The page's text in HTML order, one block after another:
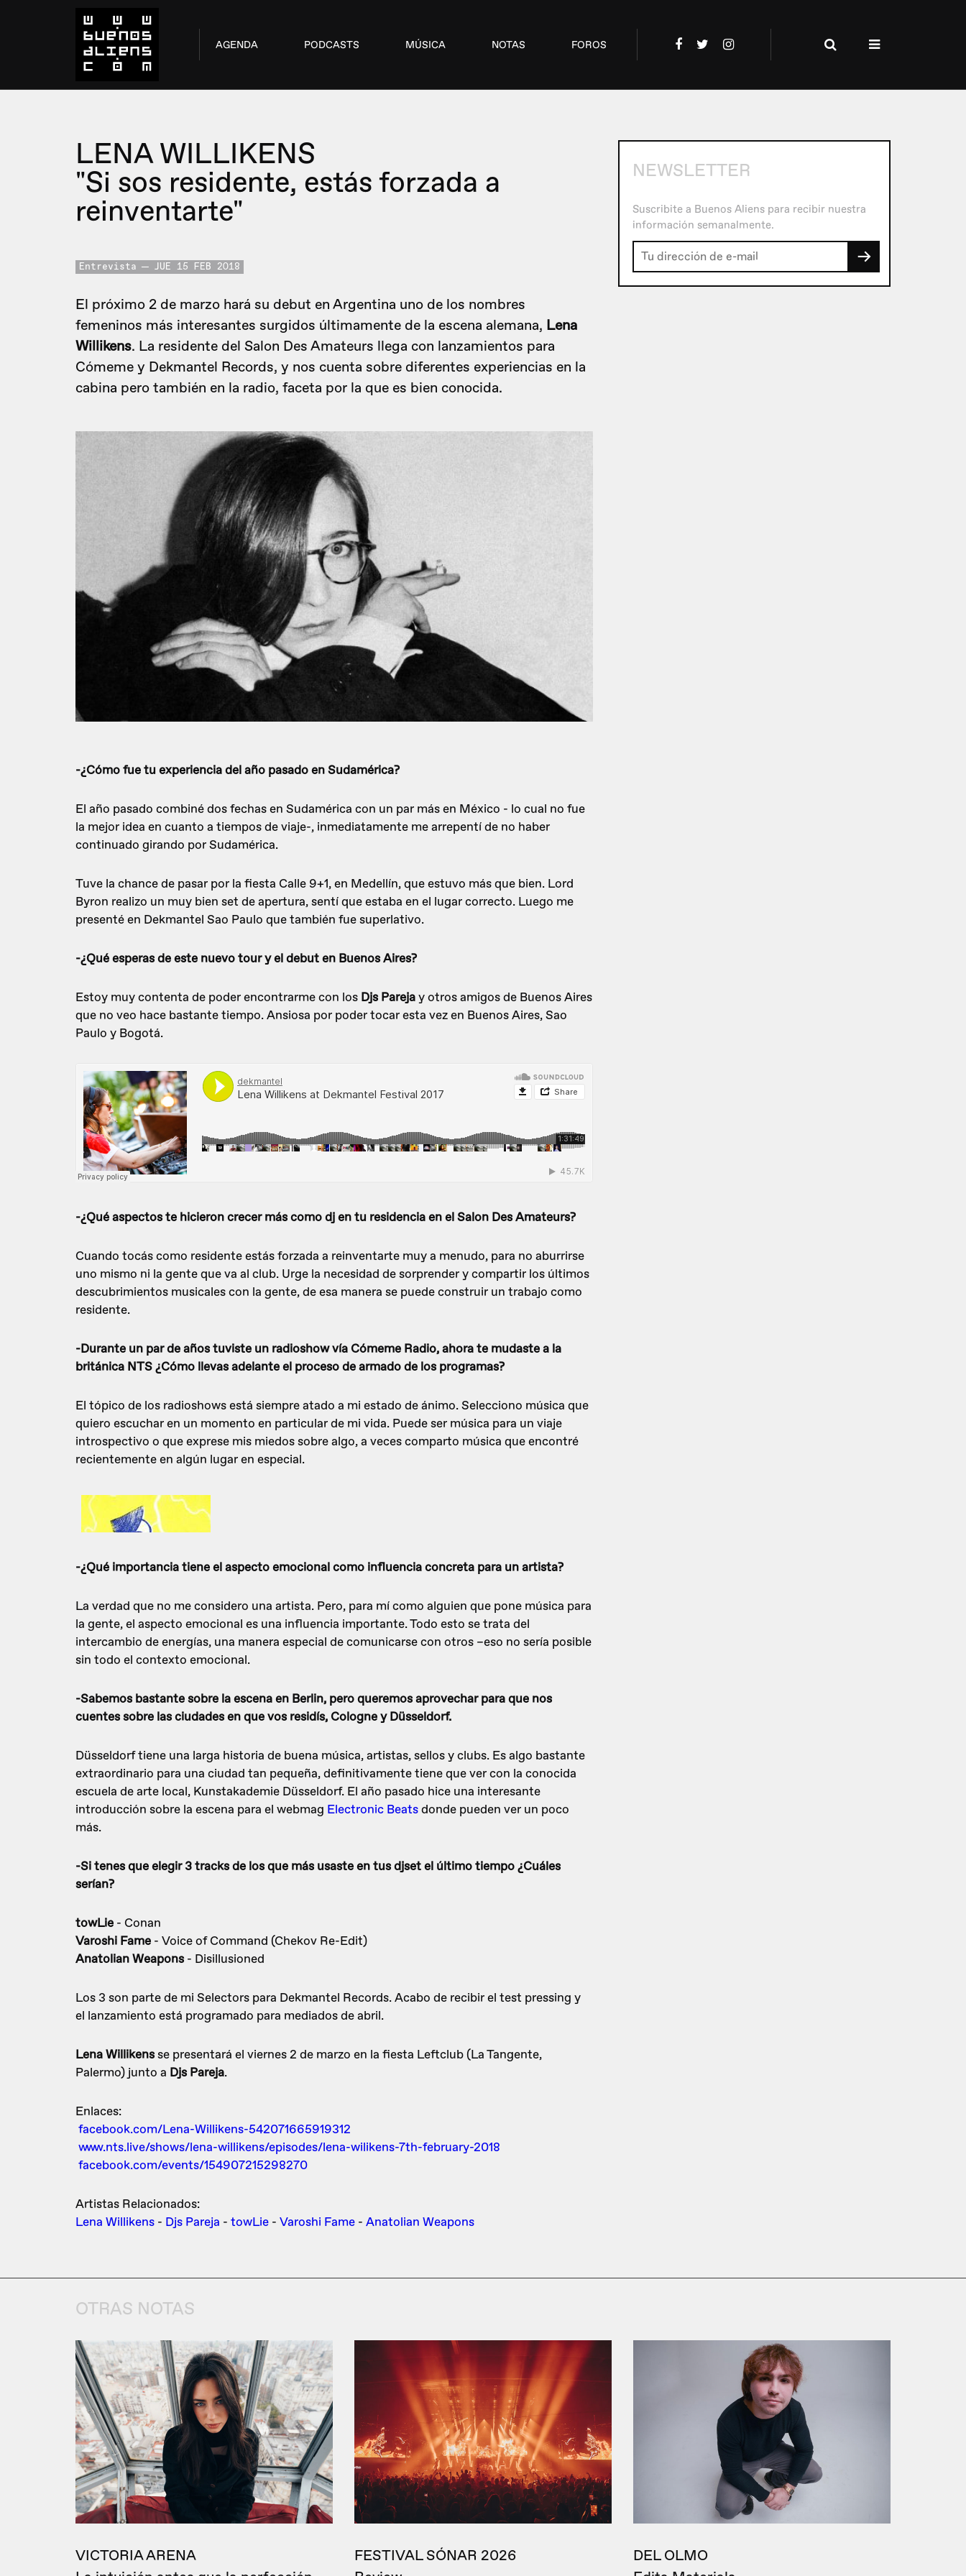
AGENDA PODCASTS MÚSICA NOTAS FOROS
LENA WILLIKENS
"Si sos residente, estás forzada a
reinventarte"
Entrevista JUE 15 FEB 2018
El próximo 2 de marzo hará su debut en Argentina uno de los nombres
femeninos más interesantes surgidos últimamente de la escena alemana, Lena
Willikens. La residente del Salon Des Amateurs llega con lanzamientos para
Cómeme y Dekmantel Records, y nos cuenta sobre diferentes experiencias en la
cabina pero también en la radio, faceta por la que es bien conocida.
-¿Cómo fue tu experiencia del año pasado en Sudamérica?
El año pasado combiné dos fechas en Sudamérica con un par más en México - lo cual no fue
la mejor idea en cuanto a tiempos de viaje-, inmediatamente me arrepentí de no haber
continuado girando por Sudamérica.
Tuve la chance de pasar por la fiesta Calle 9+1, en Medellín, que estuvo más que bien. Lord
Byron realizo un muy bien set de apertura, sentí que estaba en el lugar correcto. Luego me
presenté en Dekmantel Sao Paulo que también fue superlativo.
-¿Qué esperas de este nuevo tour y el debut en Buenos Aires?
Estoy muy contenta de poder encontrarme con los Djs Parejay otros amigos de Buenos Aires
que no veo hace bastante tiempo. Ansiosa por poder tocar esta vez en Buenos Aires, Sao
Paulo y Bogotá.
-¿Qué aspectos te hicieron crecer más como dj en tu residencia en el Salon Des Amateurs?
Cuando tocás como residente estás forzada a reinventarte muy a menudo, para no aburrirse
uno mismo ni la gente que va al club. Urge la necesidad de sorprender y compartir los últimos
descubrimientos musicales con la gente, de esa manera se puede construir un trabajo como
residente.
-Durante un par de años tuviste un radioshow vía Cómeme Radio, ahora te mudaste a la
británica NTS ¿Cómo llevas adelante el proceso de armado de los programas?
El tópico de los radioshows está siempre atado a mi estado de ánimo. Selecciono música que
quiero escuchar en un momento en particular de mi vida. Puede ser música para un viaje
introspectivo o que exprese mis miedos sobre algo, a veces comparto música que encontré
recientemente en algún lugar en especial.
-¿Qué importancia tiene el aspecto emocional como influencia concreta para un artista?
La verdad que no me considero una artista. Pero, para mí como alguien que pone música para
la gente, el aspecto emocional es una influencia importante. Todo esto se trata del
intercambio de energías, una manera especial de comunicarse con otros –eso no sería posible
sin todo el contexto emocional.
-Sabemos bastante sobre la escena en Berlin, pero queremos aprovechar para que nos
cuentes sobre las ciudades en que vos residís, Cologne y Düsseldorf.
Düsseldorf tiene una larga historia de buena música, artistas, sellos y clubs. Es algo bastante
extraordinario para una ciudad tan pequeña, definitivamente tiene que ver con la conocida
escuela de arte local, Kunstakademie Düsseldorf. El año pasado hice una interesante
introducción sobre la escena para el webmag Electronic Beatsdonde pueden ver un poco
más.
-Si tenes que elegir 3 tracks de los que más usaste en tus djset el último tiempo ¿Cuáles
serían?
towLie - Conan
Varoshi Fame - Voice of Command (Chekov Re-Edit)
Anatolian Weapons- Disillusioned
Los 3 son parte de mi Selectors para Dekmantel Records. Acabo de recibir el test pressing y
el lanzamiento está programado para mediados de abril.
Lena Willikensse presentará el viernes 2 de marzo en la fiesta Leftclub (La Tangente,
Palermo) junto a Djs Pareja.
Enlaces:
facebook.com/Lena-Willikens-542071665919312
www.nts.live/shows/lena-willikens/episodes/lena-wilikens-7th-february-2018
facebook.com/events/154907215298270
Artistas Relacionados:
Lena Willikens - Djs Pareja - towLie - Varoshi Fame - Anatolian Weapons
NEWSLETTER
Suscribite a Buenos Aliens para recibir nuestra
información semanalmente.
→
OTRAS NOTAS
VICTORIA ARENA
FESTIVAL SÓNAR 2026
DEL OLMO